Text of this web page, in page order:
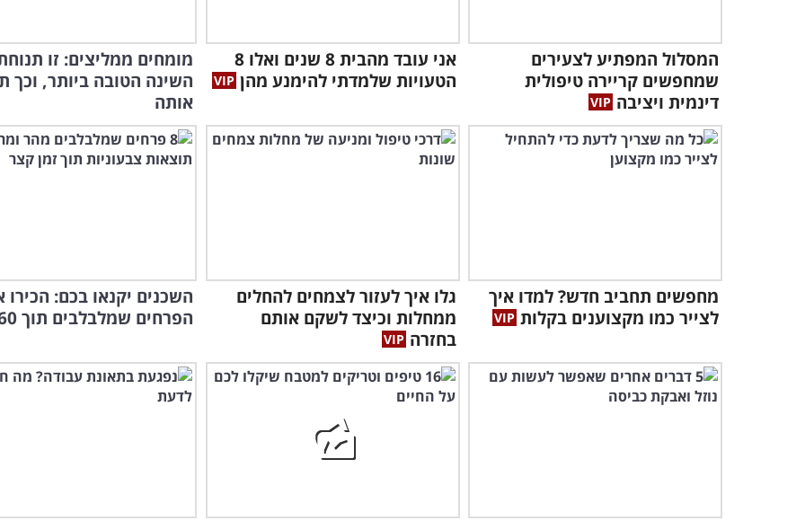
המסלול המפתיע לצעירים
שמחפשים קריירה טיפולית
דינמית ויציבה
אני עובד מהבית 8 שנים ואלו 8
הטעויות שלמדתי להימנע מהן
מומחים ממליצים: זו
השינה הטובה ביותר, וכך
אותה
מחפשים תחביב חדש? למדו איך
לצייר כמו מקצוענים בקלות
גלו איך לעזור לצמחים להחלים
ממחלות וכיצד לשקם אותם
בחזרה
הפרחים שמלבלבים תוך 60 יום!